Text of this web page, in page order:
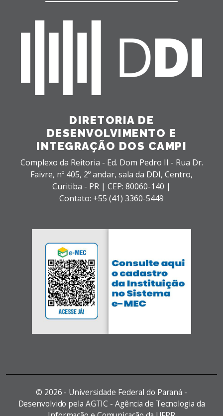
DIRETORIA DE
DESENVOLVIMENTO E
INTEGRAÇÃO DOS CAMPI
Complexo da Reitoria - Ed. Dom Pedro II - Rua Dr.
Faivre, nº 405, 2º andar, sala da DDI, Centro,
Curitiba - PR | CEP: 80060-140 |
Contato: +55 (41) 3360-5449
© 2026 - Universidade Federal do Paraná -
Desenvolvido pela AGTIC - Agência de Tecnologia da